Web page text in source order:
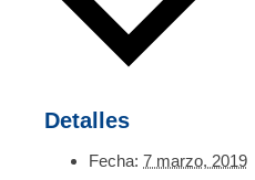
Detalles
Fecha: 7 marzo, 2019